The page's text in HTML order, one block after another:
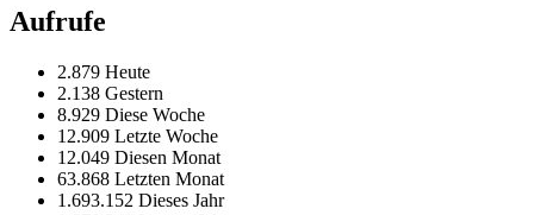
Aufrufe
2.879 Heute
2.138 Gestern
8.929 Diese Woche
12.909 Letzte Woche
12.049 Diesen Monat
63.868 Letzten Monat
1.693.152 Dieses Jahr